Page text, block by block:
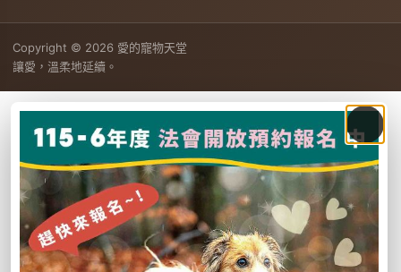
Copyright © 2026 愛的寵物天堂
讓愛，溫柔地延續。
網站活動訊息